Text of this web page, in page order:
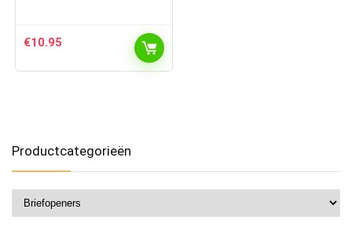
€10.95
Productcategorieën